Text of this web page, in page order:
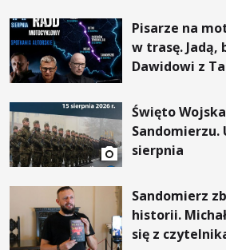
Pisarze na
w trasę. Jadą,
Dawidowi z
Święto
Sandomierzu.
sierpnia
Sandomierz
historii.
się z